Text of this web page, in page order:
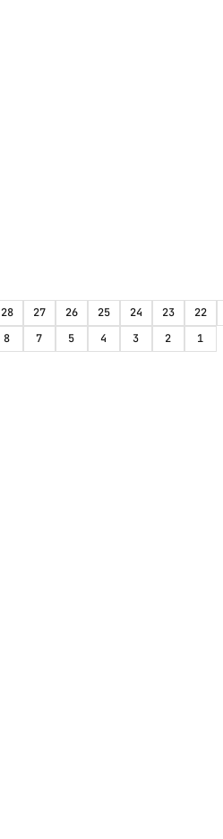
28 27 26 25 24 23 22
8 7 5 4 3 2 1